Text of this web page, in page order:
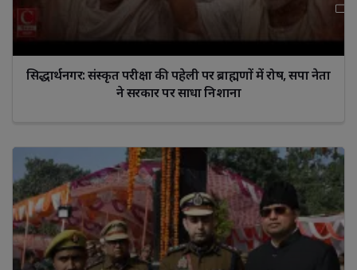
सिद्धार्थनगर: संस्कृत परीक्षा की पहेली पर ब्राह्मणों में रोष, सपा नेता
ने सरकार पर साधा निशाना